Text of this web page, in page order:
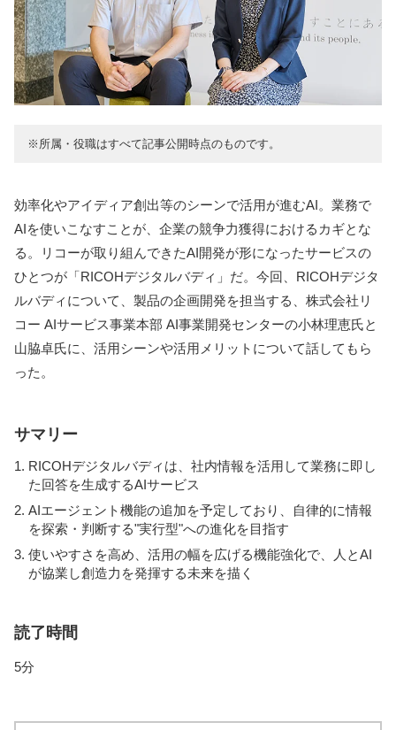
※所属・役職はすべて記事公開時点のものです。
効率化やアイディア創出等のシーンで活用が進むAI。業務で
AIを使いこなすことが、企業の競争力獲得におけるカギとな
る。リコーが取り組んできたAI開発が形になったサービスの
ひとつが「RICOHデジタルバディ」だ。今回、RICOHデジタ
ルバディについて、製品の企画開発を担当する、株式会社リ
コー AIサービス事業本部 AI事業開発センターの小林理恵氏と
山脇卓氏に、活用シーンや活用メリットについて話してもら
った。
サマリー
RICOHデジタルバディは、社内情報を活用して業務に即し
た回答を生成するAIサービス
AIエージェント機能の追加を予定しており、自律的に情報
を探索・判断する"実行型"への進化を目指す
使いやすさを高め、活用の幅を広げる機能強化で、人とAI
が協業し創造力を発揮する未来を描く
読了時間
5分